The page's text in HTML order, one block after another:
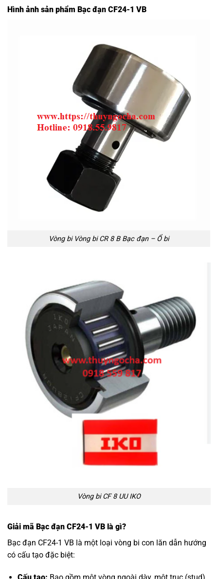
Hình ảnh sản phẩm Bạc đạn CF24-1 VB
Vòng bi Vòng bi CR 8 B Bạc đạn – Ổ bi
Vòng bi CF 8 UU IKO
Giải mã Bạc đạn CF24-1 VB là gì?
Bạc đạn CF24-1 VB là một loại vòng bi con lăn dẫn hướng
có cấu tạo đặc biệt:
Cấu tạo: Bao gồm một vòng ngoài dày, một trục (stud)